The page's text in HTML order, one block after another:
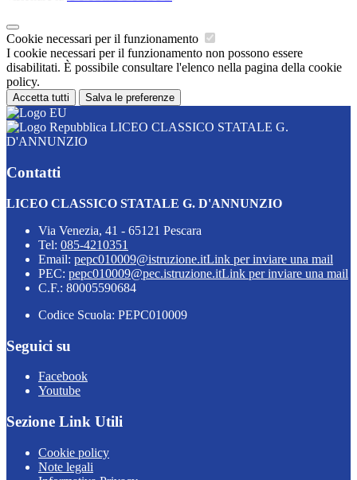
Cookie necessari per il funzionamento
I cookie necessari per il funzionamento non possono essere
disabilitati. È possibile consultare l'elenco nella pagina della cookie
policy.
Accetta tutti Salva le preferenze
LICEO CLASSICO STATALE G.
D'ANNUNZIO
Contatti
LICEO CLASSICO STATALE G. D'ANNUNZIO
Via Venezia, 41 - 65121 Pescara
Tel: 085-4210351
Email: pepc010009@istruzione.itLink per inviare una mail
PEC: pepc010009@pec.istruzione.itLink per inviare una mail
C.F.: 80005590684
Codice Scuola: PEPC010009
Seguici su
Facebook
Youtube
Sezione Link Utili
Cookie policy
Note legali